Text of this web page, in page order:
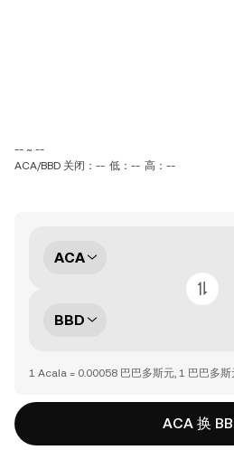
-- ~ --
ACA/BBD 关闭：-- 低：-- 高：--
ACA
BBD
1 Acala = 0.00058 巴巴多斯元, 1 巴巴多
ACA 换